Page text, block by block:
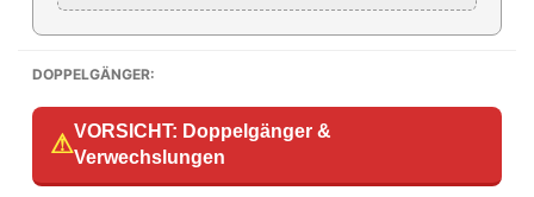
DOPPELGÄNGER:
⚠VORSICHT: Doppelgänger &
Verwechslungen